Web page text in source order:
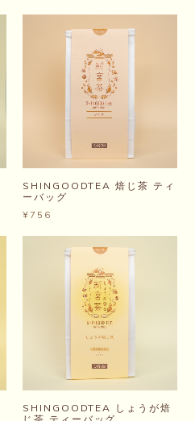
SHINGOODTEA 焙じ茶 ティ
ーバッグ
¥756
SHINGOODTEA しょうが焙